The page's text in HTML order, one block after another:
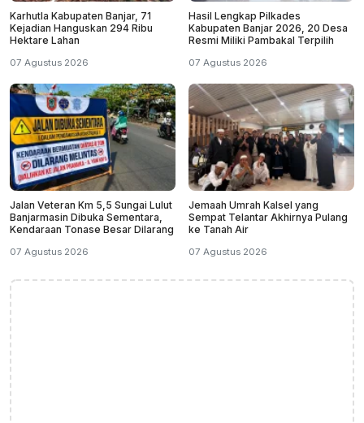
Karhutla Kabupaten Banjar, 71
Kejadian Hanguskan 294 Ribu
Hektare Lahan
07 Agustus 2026
Hasil Lengkap Pilkades
Kabupaten Banjar 2026, 20 Desa
Resmi Miliki Pambakal Terpilih
07 Agustus 2026
Jalan Veteran Km 5,5 Sungai Lulut
Banjarmasin Dibuka Sementara,
Kendaraan Tonase Besar Dilarang
07 Agustus 2026
Jemaah Umrah Kalsel yang
Sempat Telantar Akhirnya Pulang
ke Tanah Air
07 Agustus 2026